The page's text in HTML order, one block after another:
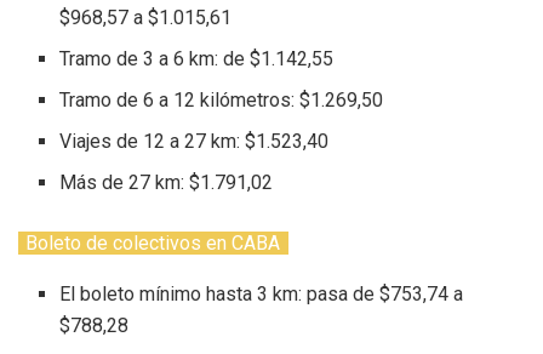
$968,57 a $1.015,61
Tramo de 3 a 6 km: de $1.142,55
Tramo de 6 a 12 kilómetros: $1.269,50
Viajes de 12 a 27 km: $1.523,40
Más de 27 km: $1.791,02
Boleto de colectivos en CABA
El boleto mínimo hasta 3 km: pasa de $753,74 a
$788,28